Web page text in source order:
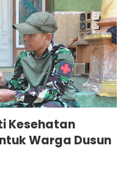
Kesehatan
Warga Dusun